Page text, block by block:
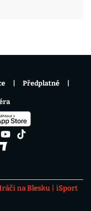
na Blesku
iSport
Předplatné